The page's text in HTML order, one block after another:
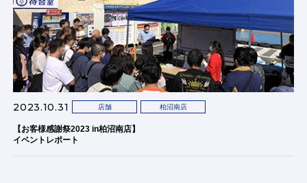
2023.10.31 店舗 柏沼南店
【お客様感謝祭2023 in柏沼南店】
イベントレポート